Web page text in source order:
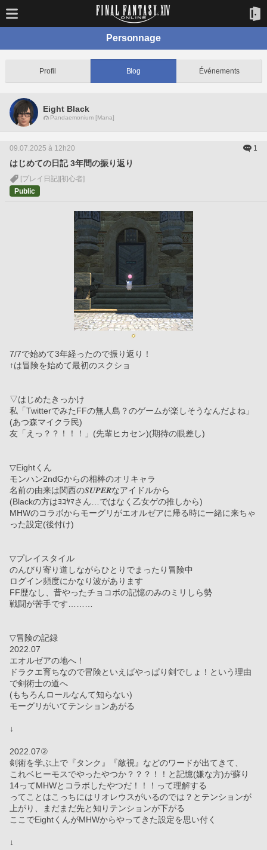
Personnage
Profil Blog Événements
Eight Black
Pandaemonium [Mana]
09.07.2025 à 12h20 1
はじめての日記 3年間の振り返り
[プレイ日記] [初心者]
Public
7/7で始めて3年経ったので振り返り！
↑は冒険を始めて最初のスクショ
▽はじめたきっかけ
私「TwitterでみたFFの無人島？のゲームが楽しそうなんだよね」
(あつ森マイクラ民)
友「えっ？？！！！」(先輩ヒカセン)(期待の眼差し)
▽Eightくん
モンハン2ndGからの相棒のオリキャラ
名前の由来は関西の𝑺𝑼𝑷𝑬𝑹なアイドルから
(Blackの方はﾖｺﾔﾏさん…ではなく乙女ゲの推しから)
MHWのコラボからモーグリがエオルゼアに帰る時に一緒に来ちゃ
った設定(後付け)
▽プレイスタイル
のんびり寄り道しながらひとりでまったり冒険中
ログイン頻度にかなり波があります
FF歴なし、昔やったチョコボの記憶のみのミリしら勢
戦闘が苦手です………
▽冒険の記録
2022.07
エオルゼアの地へ！
ドラクエ育ちなので冒険といえばやっぱり剣でしょ！という理由
で剣術士の道へ
(もちろんロールなんて知らない)
モーグリがいてテンションあがる
↓
2022.07②
剣術を学ぶ上で『タンク』『敵視』などのワードが出てきて、
これベヒーモスでやったやつか？？？！！と記憶(嫌な方)が蘇り
14ってMHWとコラボしたやつだ！！！って理解する
ってことはこっちにはリオレウスがいるのでは？とテンションが
上がり、まだまだ先と知りテンションが下がる
ここでEightくんがMHWからやってきた設定を思い付く
↓